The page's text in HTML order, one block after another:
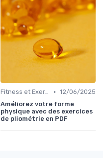
Fitness et Exercices • 12/06/2025
Améliorez votre forme
physique avec des exercices
de pliométrie en PDF